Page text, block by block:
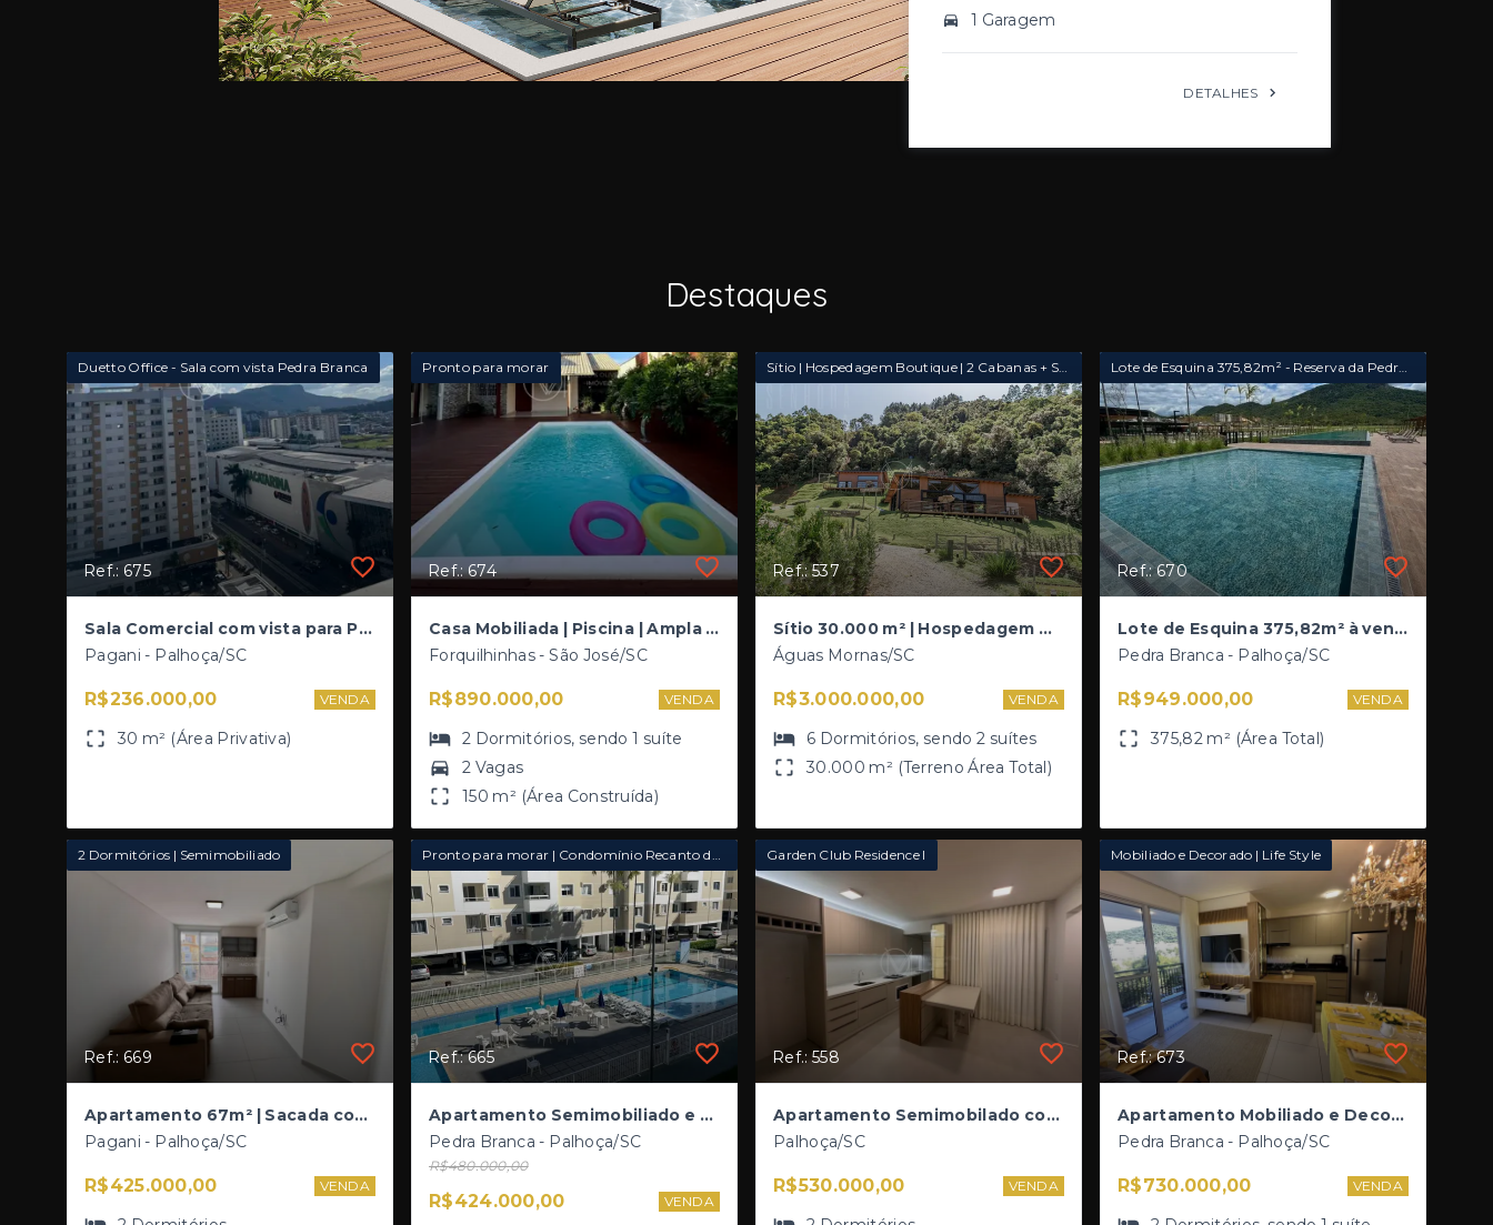
1 Garagem
DETALHES
Destaques
Duetto Office - Sala com vista Pedra Branca
Ref.: 675
Sala Comercial com vista para Pedra Branca - Duetto Office
Pagani - Palhoça/SC
R$236.000,00 VENDA
30 m² (Área Privativa)
Pronto para morar
Ref.: 674
Casa Mobiliada | Piscina | Ampla Área Gourmet com Churrasqueira | Energia Solar | 2 Dormitórios com Closet, sendo 1 Suíte com Escritório em excelente localização no bairro Forquilhinhas
Forquilhinhas - São José/SC
R$890.000,00 VENDA
2 Dormitórios, sendo1 suíte
2 Vagas
150 m² (Área Construída)
Sítio | Hospedagem Boutique | 2 Cabanas + Salão de Eventos
Ref.: 537
Sítio 30.000 m² | Hospedagem Boutique | 2 Casas com 3 Quartos (1 Suíte), com SPA cada | Espaço para Eventos | Piscina - Teresópolis - Águas Mornas
Águas Mornas/SC
R$3.000.000,00 VENDA
6 Dormitórios, sendo2 suítes
30.000 m² (Terreno Área Total)
Lote de Esquina 375,82m² - Reserva da Pedra Condomínio Club
Ref.: 670
Lote de Esquina 375,82m² à venda no Condomínio Fechado de Alto Padrão - Reserva da Pedra
Pedra Branca - Palhoça/SC
R$949.000,00 VENDA
375,82 m² (Área Total)
2 Dormitórios | Semimobiliado
Ref.: 669
Apartamento 67m² | Sacada com Churrasqueira | 2 Dormitórios | Banheiro social + Lavabo | a 350m do Bistek
Pagani - Palhoça/SC
R$425.000,00 VENDA
Ref.: 665
Apartamento Semimobiliado e Reformado | 60m² | 2 Dormitórios | Pedra Branca – Residencial Recanto dos Sonhos
Pedra Branca - Palhoça/SC
R$480.000,00
R$424.000,00 VENDA
Garden Club Residence I
Ref.: 558
Apartamento Semimobilado com Vista para Pedra Branca - 2 Dormitórios - Garden Club Residence I ALZ
Palhoça/SC
R$530.000,00 VENDA
Mobiliado e Decorado | Life Style
Ref.: 673
Apartamento Mobiliado e Decorado | 2 Dormitórios (1 Suíte) | Condomínio Life Style
Pedra Branca - Palhoça/SC
R$730.000,00 VENDA